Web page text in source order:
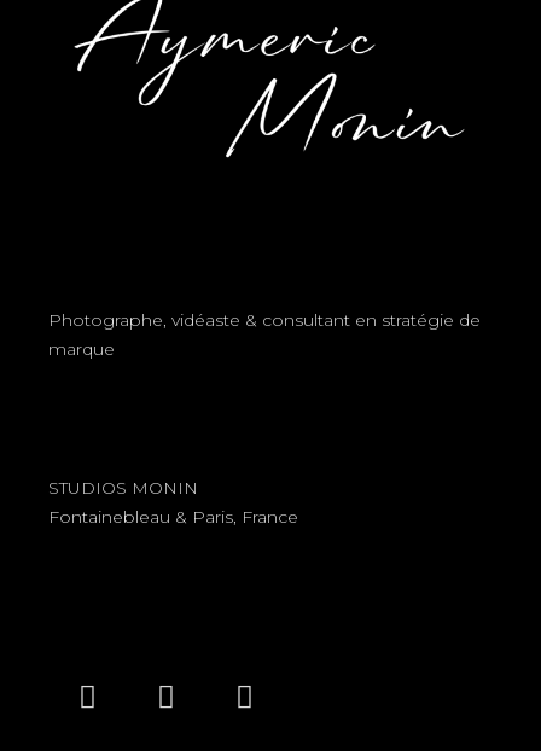
Photographe, vidéaste & consultant en stratégie de
marque
STUDIOS MONIN
Fontainebleau & Paris, France